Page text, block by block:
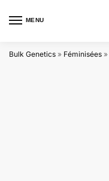
MENU
Bulk Genetics » Féminisées »